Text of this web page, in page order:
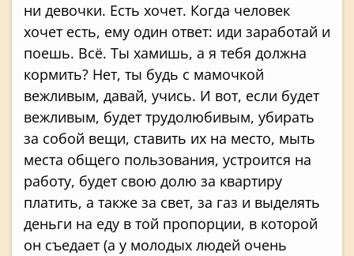
ни девочки. Есть хочет. Когда человек
хочет есть, ему один ответ: иди заработай и
поешь. Всё. Ты хамишь, а я тебя должна
кормить? Нет, ты будь с мамочкой
вежливым, давай, учись. И вот, если будет
вежливым, будет трудолюбивым, убирать
за собой вещи, ставить их на место, мыть
места общего пользования, устроится на
работу, будет свою долю за квартиру
платить, а также за свет, за газ и выделять
деньги на еду в той пропорции, в которой
он съедает (а у молодых людей очень